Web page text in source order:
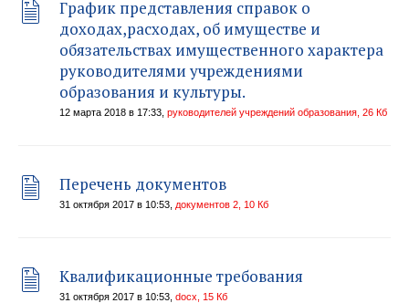
График представления справок о
доходах,расходах, об имуществе и
обязательствах имущественного характера
руководителями учреждениями
образования и культуры.
12 марта 2018 в 17:33, руководителей учреждений образования, 26 Кб
Перечень документов
31 октября 2017 в 10:53, документов 2, 10 Кб
Квалификационные требования
31 октября 2017 в 10:53, docx, 15 Кб